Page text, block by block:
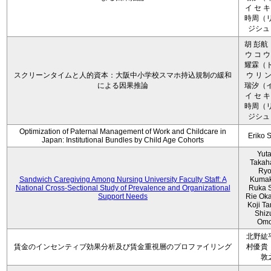
イ セ
時周（
ジシ
スクリーンタイムと人的資本：大阪中小学校スマホ持込規制の緩和
による因果推論
胡 彭航
ウ コ
耀霖（
ウ リ
瑞汐（
イ セ
時周（
ジシ
Optimization of Paternal Management of Work and Childcare in
Japan: Institutional Bundles by Child Age Cohorts
Eriko
Sandwich Caregiving Among Nursing University Faculty Staff: A
National Cross-Sectional Study of Prevalence and Organizational
Support Needs
Ruka
Rie
Koji
賃金のインセンティブ効果分析及び賃金重視層のプロファイリング
北野紘
村優貴
敦